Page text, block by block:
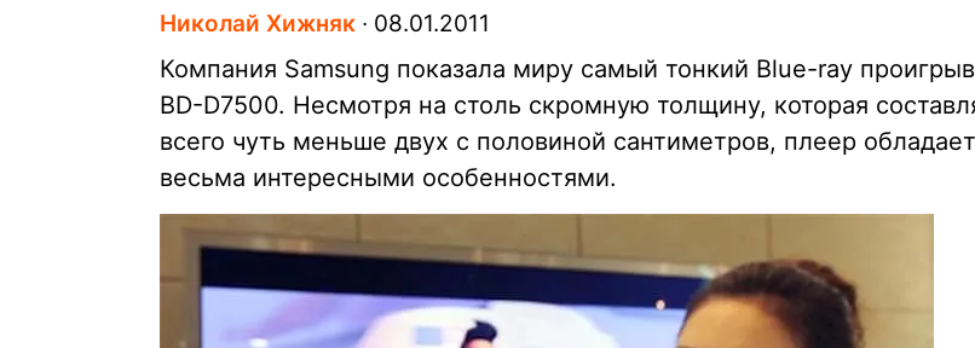
Николай Хижняк ∙ 08.01.2011
Компания Samsung показала миру самый тонкий Blue-ray
BD-D7500. Несмотря на столь скромную толщину, которая
всего чуть меньше двух с половиной сантиметров, плеер обладает
весьма интересными особенностями.